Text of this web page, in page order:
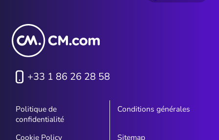
+33 1 86 26 28 58
Politique de
confidentialité
Conditions générales
Cookie Policy Sitemap